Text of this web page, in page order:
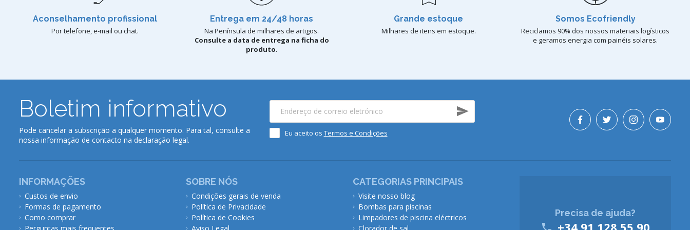
Aconselhamento profissional
Por telefone, e-mail ou chat.
Entrega em 24/48 horas
Na Península de milhares de artigos.
Consulte a data de entrega na ficha do
produto.
Grande estoque
Milhares de itens em estoque.
Somos Ecofriendly
Reciclamos 90% dos nossos materiais logísticos
e geramos energia com painéis solares.
Boletim informativo
Pode cancelar a subscrição a qualquer momento. Para tal, consulte a
nossa informação de contacto na declaração legal.
Eu aceito os Termos e Condições
INFORMAÇÕES
Custos de envio
Formas de pagamento
Como comprar
Perguntas mais frequentes
SOBRE NÓS
Condições gerais de venda
Política de Privacidade
Política de Cookies
Aviso Legal
CATEGORIAS PRINCIPAIS
Visite nosso blog
Bombas para piscinas
Limpadores de piscina eléctricos
Clorador de sal
Precisa de ajuda?
